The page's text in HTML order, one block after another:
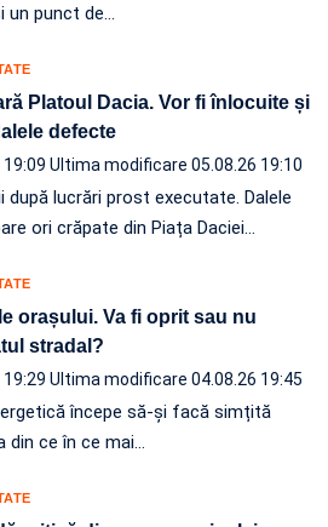
un punct de…
Platoul Dacia. Vor fi înlocuite și
defecte
Ultima modificare 05.08.26 19:10
după lucrări prost executate. Dalele
ori crăpate din Piața Daciei…
orașului. Va fi oprit sau nu
stradal?
Ultima modificare 04.08.26 19:45
începe să-și facă simțită
din ce în ce mai…